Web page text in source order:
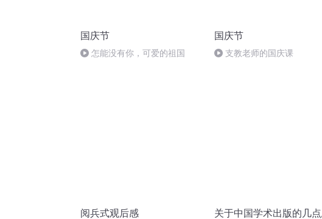
国庆节
怎能没有你，可爱的祖国
国庆节
支教老师的国庆课
阅兵式观后感
关于中国学术出版的几